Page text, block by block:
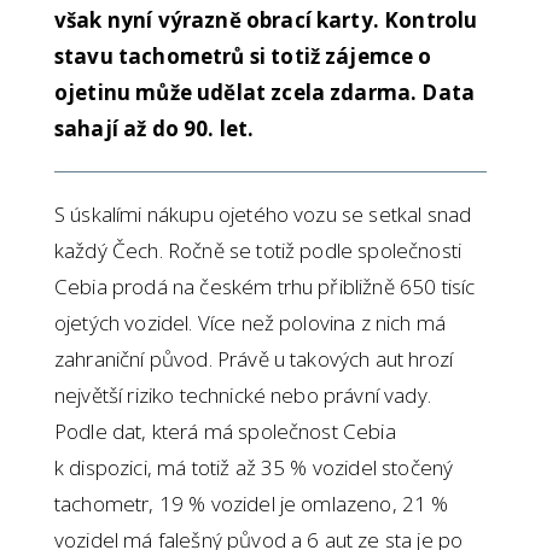
však nyní výrazně obrací karty. Kontrolu
stavu tachometrů si totiž zájemce o
ojetinu může udělat zcela zdarma. Data
sahají až do 90. let.
S úskalími nákupu ojetého vozu se setkal snad
každý Čech. Ročně se totiž podle společnosti
Cebia prodá na českém trhu přibližně 650 tisíc
ojetých vozidel. Více než polovina z nich má
zahraniční původ. Právě u takových aut hrozí
největší riziko technické nebo právní vady.
Podle dat, která má společnost Cebia
k dispozici, má totiž až 35 % vozidel stočený
tachometr, 19 % vozidel je omlazeno, 21 %
vozidel má falešný původ a 6 aut ze sta je po